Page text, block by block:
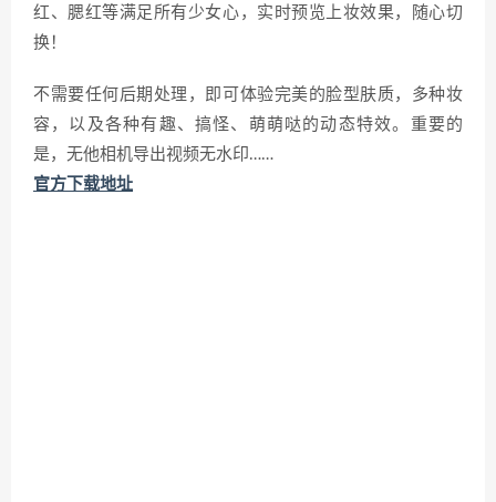
红、腮红等满足所有少女心，实时预览上妆效果，随心切
换！
不需要任何后期处理，即可体验完美的脸型肤质，多种妆
容，以及各种有趣、搞怪、萌萌哒的动态特效。重要的
是，无他相机导出视频无水印……
官方下载地址